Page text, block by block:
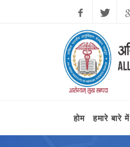
FacebookTwitter
Plus
होम हमारे बारे में